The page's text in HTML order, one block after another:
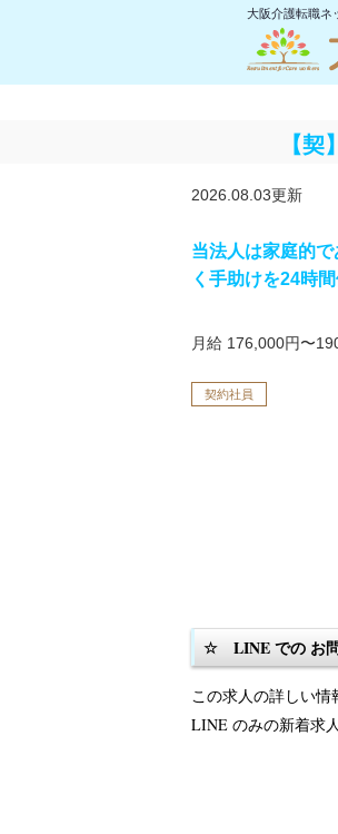
大阪介護転職ネ
【
2026.08.03更新
当法人は家庭的
く手助けを24時
月給 176,000円〜
契約社員
☆ LINE での お
この求人の詳しい
LINE のみの新着求